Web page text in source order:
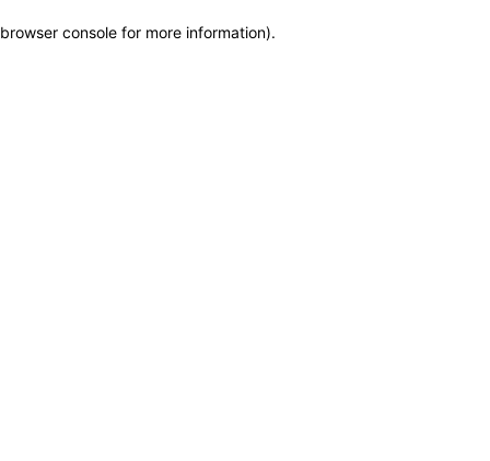
browser console for more information).